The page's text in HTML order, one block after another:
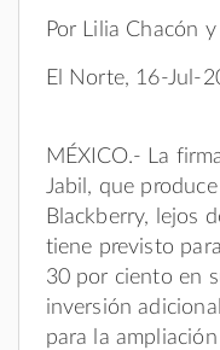
Por Lilia Chacón
El Norte, 16-Jul-
MÉXICO.- La
Jabil, que
Blackberry, lejos
tiene previsto
30 por ciento en
inversión
para la